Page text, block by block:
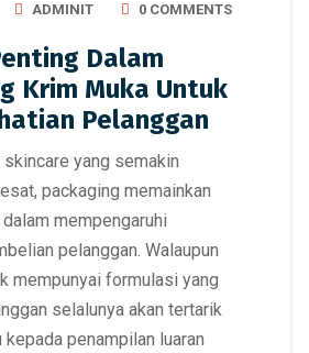
ADMINIT 0 COMMENTS
Dalam
Krim Muka Untuk
Pelanggan
yang semakin
packaging memainkan
mempengaruhi
pelanggan. Walaupun
mempunyai formulasi yang
selalunya akan tertarik
penampilan luaran